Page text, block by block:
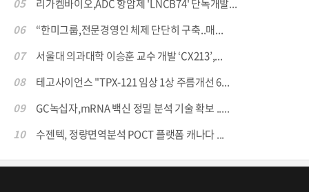
05
리가켐바이오,ADC 항암제 'LNCB74' 단독개발...
06
“한미그룹,전문경영인 체제 단단히 구축..매...
07
서울대 의과대학 이승훈 교수 개발 ‘CX213’,...
08
테고사이언스 "TPX-121 임상 1상 주름개선 6...
09
GC녹십자,mRNA 백신 정밀 분석 기술 확보 .....
10
수젠텍, 정량면역분석 POCT 플랫폼 캐나다 ...